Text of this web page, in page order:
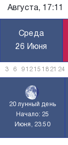
Августа, 17:11
Среда
26 Июня
3 6 91215 18 21 24
20 лунный день
Начало: 25
Июня, 23:50